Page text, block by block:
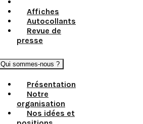
Affiches
Autocollants
Revue de
presse
Qui sommes-nous ?
Présentation
Notre
organisation
Nos idées et